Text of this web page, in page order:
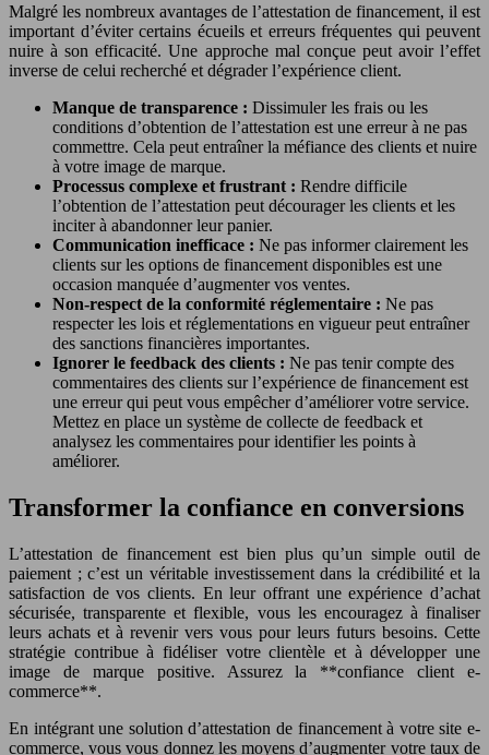
Malgré les nombreux avantages de l’attestation de financement, il est
important d’éviter certains écueils et erreurs fréquentes qui peuvent
nuire à son efficacité. Une approche mal conçue peut avoir l’effet
inverse de celui recherché et dégrader l’expérience client.
Manque de transparence : Dissimuler les frais ou les
conditions d’obtention de l’attestation est une erreur à ne pas
commettre. Cela peut entraîner la méfiance des clients et nuire
à votre image de marque.
Processus complexe et frustrant : Rendre difficile
l’obtention de l’attestation peut décourager les clients et les
inciter à abandonner leur panier.
Communication inefficace : Ne pas informer clairement les
clients sur les options de financement disponibles est une
occasion manquée d’augmenter vos ventes.
Non-respect de la conformité réglementaire : Ne pas
respecter les lois et réglementations en vigueur peut entraîner
des sanctions financières importantes.
Ignorer le feedback des clients : Ne pas tenir compte des
commentaires des clients sur l’expérience de financement est
une erreur qui peut vous empêcher d’améliorer votre service.
Mettez en place un système de collecte de feedback et
analysez les commentaires pour identifier les points à
améliorer.
Transformer la confiance en conversions
L’attestation de financement est bien plus qu’un simple outil de
paiement ; c’est un véritable investissement dans la crédibilité et la
satisfaction de vos clients. En leur offrant une expérience d’achat
sécurisée, transparente et flexible, vous les encouragez à finaliser
leurs achats et à revenir vers vous pour leurs futurs besoins. Cette
stratégie contribue à fidéliser votre clientèle et à développer une
image de marque positive. Assurez la **confiance client e-
commerce**.
En intégrant une solution d’attestation de financement à votre site e-
commerce, vous vous donnez les moyens d’augmenter votre taux de